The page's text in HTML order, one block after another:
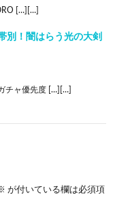
[…][…]
別！闇はらう光の大剣
チャ優先度 […][…]
が付いている欄は必須項